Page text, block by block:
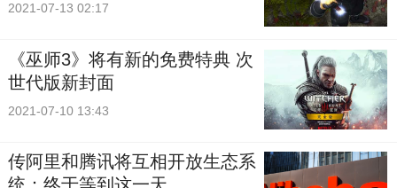
2021-07-13 02:17
《巫师3》将有新的免费特典 次
世代版新封面
2021-07-10 13:43
传阿里和腾讯将互相开放生态系